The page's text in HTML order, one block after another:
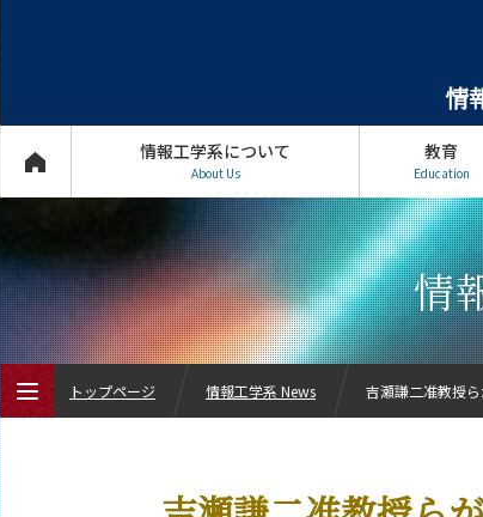
情
情報工学系について
About Us
教育
Education
情
トップページ 情報工学系 News 吉瀬謙二准教授
情報工学系について